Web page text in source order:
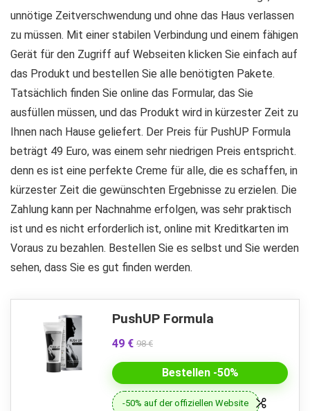
unnötige Zeitverschwendung und ohne das Haus verlassen
zu müssen. Mit einer stabilen Verbindung und einem fähigen
Gerät für den Zugriff auf Webseiten klicken Sie einfach auf
das Produkt und bestellen Sie alle benötigten Pakete.
Tatsächlich finden Sie online das Formular, das Sie
ausfüllen müssen, und das Produkt wird in kürzester Zeit zu
Ihnen nach Hause geliefert. Der Preis für PushUP Formula
beträgt 49 Euro, was einem sehr niedrigen Preis entspricht.
denn es ist eine perfekte Creme für alle, die es schaffen, in
kürzester Zeit die gewünschten Ergebnisse zu erzielen. Die
Zahlung kann per Nachnahme erfolgen, was sehr praktisch
ist und es nicht erforderlich ist, online mit Kreditkarten im
Voraus zu bezahlen. Bestellen Sie es selbst und Sie werden
sehen, dass Sie es gut finden werden.
PushUP Formula
49 € 98 €
Bestellen -50%
-50% auf der offiziellen Website